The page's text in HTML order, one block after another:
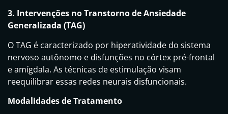
3. Intervenções no Transtorno de Ansiedade
Generalizada (TAG)
O TAG é caracterizado por hiperatividade do sistema
nervoso autônomo e disfunções no córtex pré-frontal
e amígdala. As técnicas de estimulação visam
reequilibrar essas redes neurais disfuncionais.
Modalidades de Tratamento